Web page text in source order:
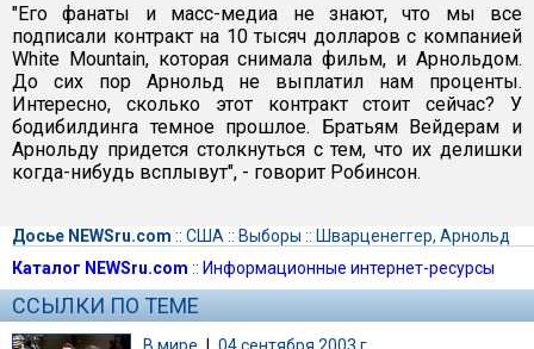
"Его фанаты и масс-медиа не знают, что мы все
подписали контракт на 10 тысяч долларов с компанией
White Mountain, которая снимала фильм, и Арнольдом.
До сих пор Арнольд не выплатил нам проценты.
Интересно, сколько этот контракт стоит сейчас? У
бодибилдинга темное прошлое. Братьям Вейдерам и
Арнольду придется столкнуться с тем, что их делишки
когда-нибудь всплывут", - говорит Робинсон.
Досье NEWSru.com :: США :: Выборы :: Шварценеггер, Арнольд
Каталог NEWSru.com :: Информационные интернет-ресурсы
ССЫЛКИ ПО ТЕМЕ
В мире | 04 сентября 2003 г.,